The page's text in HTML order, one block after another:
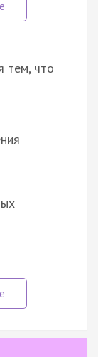
тем, что